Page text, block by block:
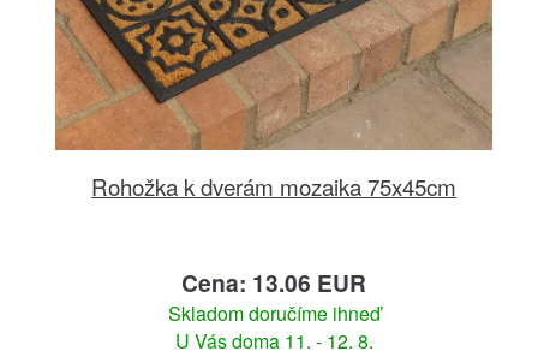
Rohožka k dverám mozaika 75x45cm
Cena: 13.06 EUR
Skladom doručíme ihneď
U Vás doma 11. - 12. 8.